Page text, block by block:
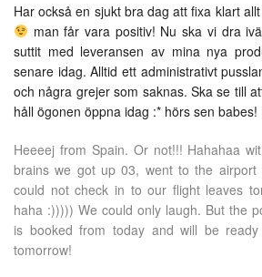
Har också en sjukt bra dag att fixa klart
man får vara positiv! Nu ska vi dra
suttit med leveransen av mina nya
senare idag. Alltid ett administrativt
och några grejer som saknas. Ska se till
håll ögonen öppna idag :* hörs sen
Heeeej from Spain. Or not!!! Hahahaa
brains we got up 03, went to the airport
could not check in to our flight leaves
haha ​​:))))) We could only laugh. But the
is booked from today and will be
tomorrow!